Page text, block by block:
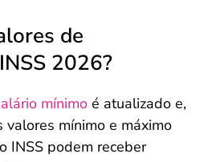
de
2026?
mínimo é atualizado e,
valores mínimo e máximo
INSS podem receber